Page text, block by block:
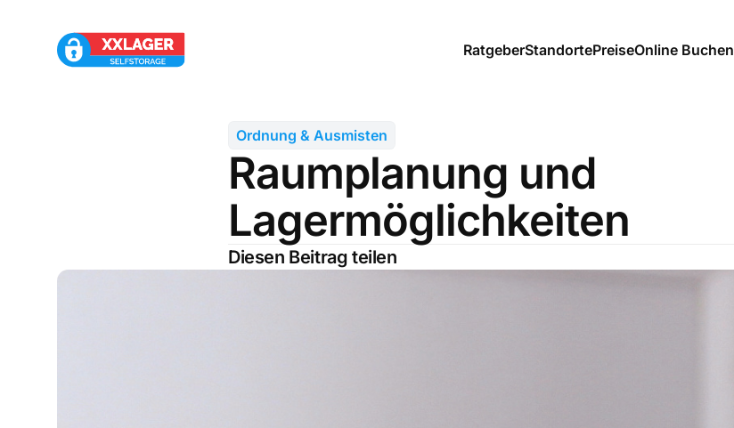
RatgeberStandortePreiseOnline Buchen
Ordnung & Ausmisten
Raumplanung und
Lagermöglichkeiten
Diesen Beitrag teilen